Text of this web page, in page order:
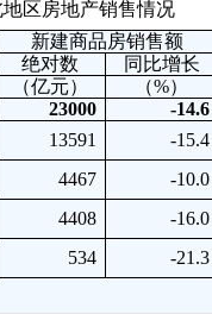
区房地产销售情况
新建商品房销售额
绝对数
同比增长
（亿元） （%）
23000
-14.6
13591
-15.4
4467
-10.0
4408
-16.0
534 -21.3